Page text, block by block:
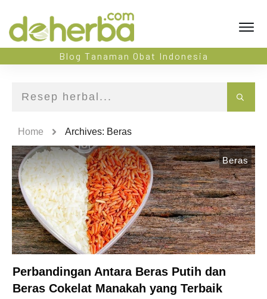
Blog Tanaman Obat Indonesia
Home Archives: Beras
Beras
Perbandingan Antara Beras Putih dan
Beras Cokelat Manakah yang Terbaik